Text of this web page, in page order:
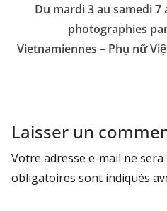
Du mardi 3 au samedi
photographies
Vietnamiennes – Phụ nữ
Laisser un
Votre adresse e-mail ne sera
obligatoires sont indiqués